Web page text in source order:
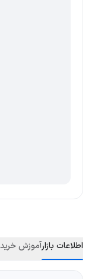
اطلاعات بازارآموزش خرید